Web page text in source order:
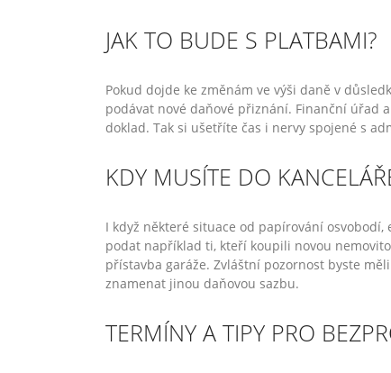
JAK TO BUDE S PLATBAMI?
Pokud dojde ke změnám ve výši daně v
podávat nové daňové přiznání. Finanční úřad
doklad. Tak si ušetříte čas i nervy spojené s
KDY MUSÍTE DO
I když některé situace od papírování
podat například ti, kteří koupili novou
přístavba garáže. Zvláštní pozornost byste
znamenat jinou daňovou sazbu.
TERMÍNY A TIPY PRO